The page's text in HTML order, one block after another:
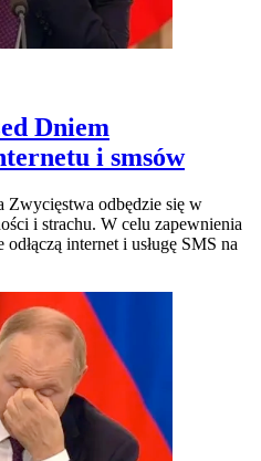
Dniem
i smsów
Zwycięstwa odbędzie się w
i strachu. W celu zapewnienia
internet i usługę SMS na